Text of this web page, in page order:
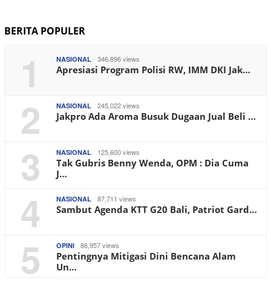
BERITA POPULER
1 NASIONAL 346,896 views
Apresiasi Program Polisi RW, IMM DKI Jak…
2 NASIONAL 245,022 views
Jakpro Ada Aroma Busuk Dugaan Jual Beli …
3 NASIONAL 125,600 views
Tak Gubris Benny Wenda, OPM : Dia Cuma
J…
4 NASIONAL 87,711 views
Sambut Agenda KTT G20 Bali, Patriot Gard…
5 OPINI 86,957 views
Pentingnya Mitigasi Dini Bencana Alam
Un…